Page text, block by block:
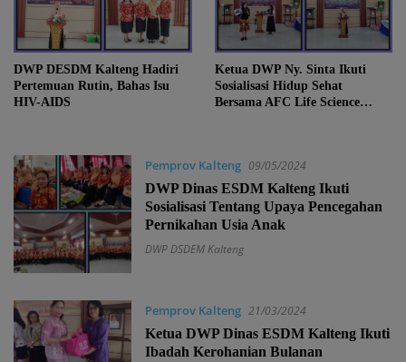
DWP DESDM Kalteng Hadiri
Pertemuan Rutin, Bahas Isu
HIV-AIDS
Ketua DWP Ny. Sinta Ikuti
Sosialisasi Hidup Sehat
Bersama AFC Life Science
Pemprov Kalteng 09/05/2024
DWP Dinas ESDM Kalteng Ikuti
Sosialisasi Tentang Upaya Pencegahan
Pernikahan Usia Anak
DWP DSDEM Kalteng
Pemprov Kalteng 21/03/2024
Ketua DWP Dinas ESDM Kalteng Ikuti
Ibadah Kerohanian Bulanan